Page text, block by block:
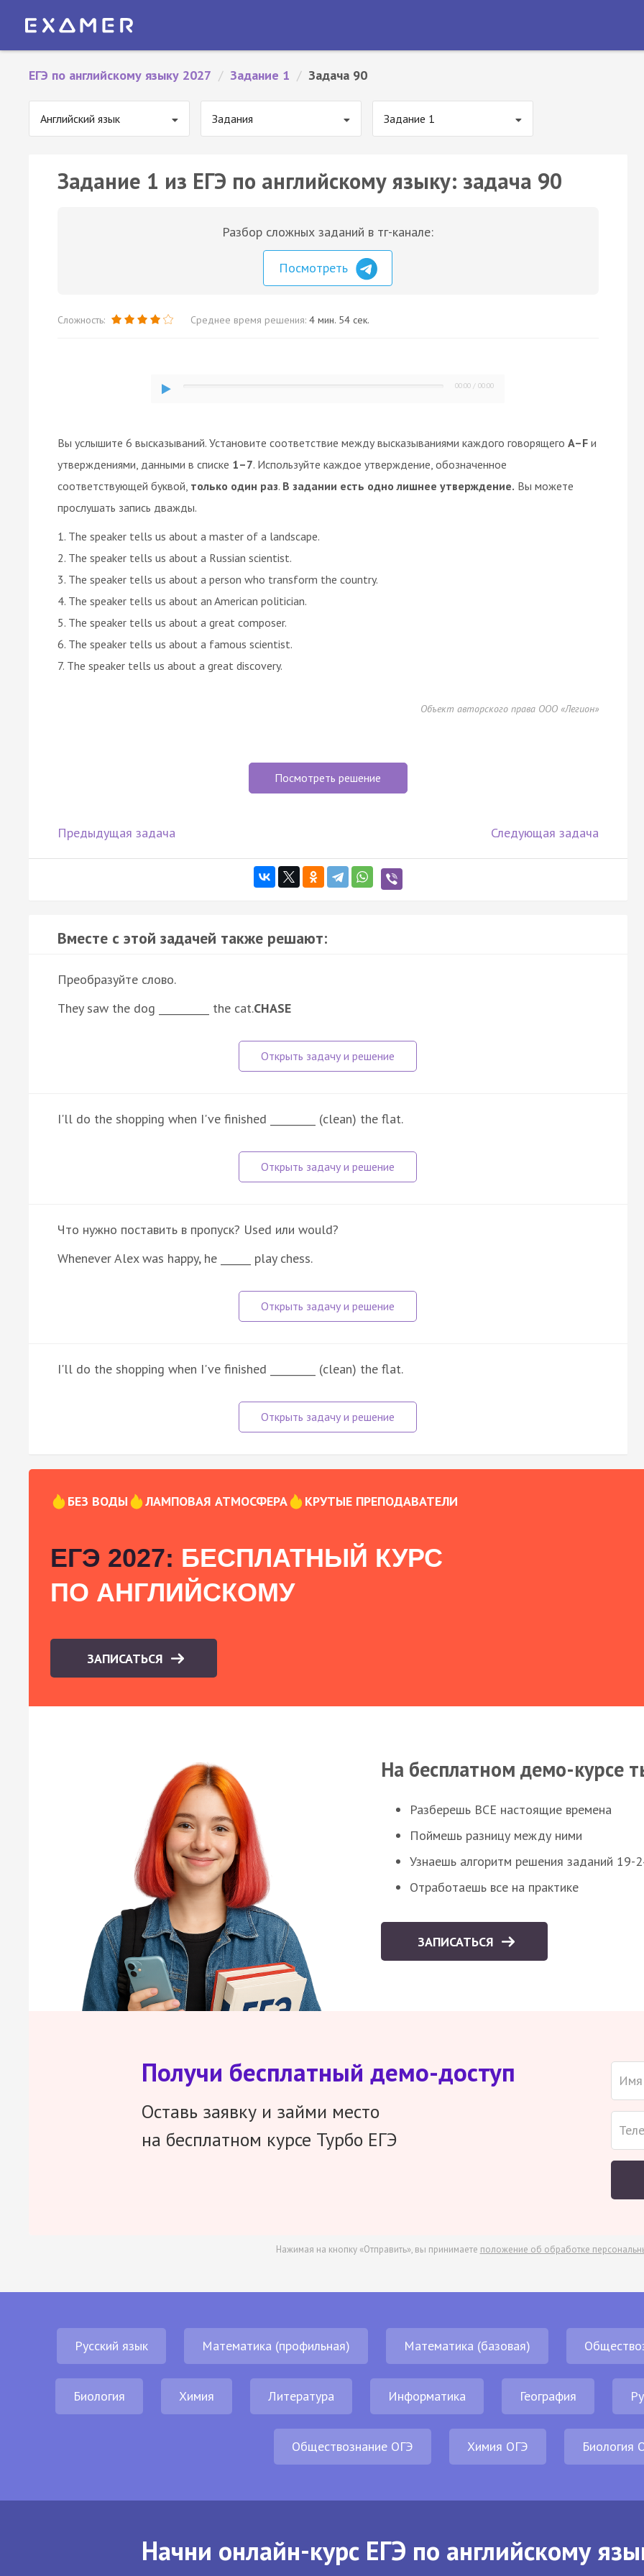
ЕГЭ по английскому языку 2027 / Задание 1 / Задача 90
Английский язык Задания Задание 1
Задание 1 из ЕГЭ по английскому языку: задача 90
Разбор сложных заданий в тг-канале:
Посмотреть
Сложность: Среднее время решения: 4 мин. 54 сек.
00:00 /00:00
Вы услышите 6 высказываний. Установите соответствие между высказываниями каждого говорящего A–F и
утверждениями, данными в списке 1–7. Используйте каждое утверждение, обозначенное
соответствующей буквой, только один раз. В задании есть одно лишнее утверждение. Вы можете
прослушать запись дважды.
1. The speaker tells us about a master of a landscape.
2. The speaker tells us about a Russian scientist.
3. The speaker tells us about a person who transform the country.
4. The speaker tells us about an American politician.
5. The speaker tells us about a great composer.
6. The speaker tells us about a famous scientist.
7. The speaker tells us about a great discovery.
Объект авторского права ООО «Легион»
Посмотреть решение
Предыдущая задача Следующая задача
Вместе с этой задачей также решают:
Преобразуйте слово.
They saw the dog __________ the cat.CHASE
I'll do the shopping when I've finished _________ (clean) the flat.
Что нужно поставить в пропуск? Used или would?
Whenever Alex was happy, he ______ play chess.
I'll do the shopping when I've finished _________ (clean) the flat.
БЕЗ ВОДЫ ЛАМПОВАЯ АТМОСФЕРА КРУТЫЕ ПРЕПОДАВАТЕЛИ
ЕГЭ 2027: БЕСПЛАТНЫЙ КУРС
ПО АНГЛИЙСКОМУ
ЗАПИСАТЬСЯ
На бесплатном демо-курсе
Разберешь ВСЕ настоящие времена
Поймешь разницу между ними
Узнаешь алгоритм решения заданий 19-
Отработаешь все на практике
ЗАПИСАТЬСЯ
Получи бесплатный демо-доступ
Оставь заявку и займи место
на бесплатном курсе Турбо ЕГЭ
Нажимая на кнопку «Отправить», вы принимаете положение об обработке
Русский язык Математика (профильная) Математика (базовая)
Биология Химия Литература Информатика География
Обществознание ОГЭ Химия ОГЭ Биология
Начни онлайн-курс ЕГЭ по английскому